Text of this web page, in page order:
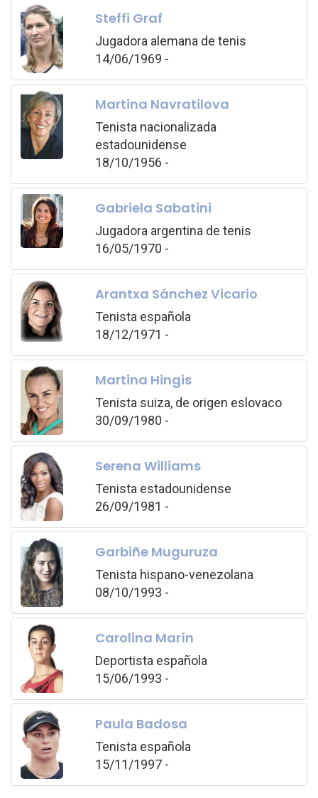
Steffi Graf
Jugadora alemana de tenis
14/06/1969 -
Martina Navratilova
Tenista nacionalizada
estadounidense
18/10/1956 -
Gabriela Sabatini
Jugadora argentina de tenis
16/05/1970 -
Arantxa Sánchez Vicario
Tenista española
18/12/1971 -
Martina Hingis
Tenista suiza, de origen eslovaco
30/09/1980 -
Serena Williams
Tenista estadounidense
26/09/1981 -
Garbiñe Muguruza
Tenista hispano-venezolana
08/10/1993 -
Carolina Marín
Deportista española
15/06/1993 -
Paula Badosa
Tenista española
15/11/1997 -